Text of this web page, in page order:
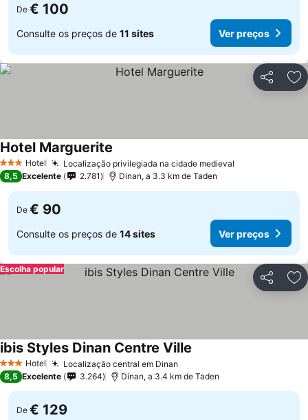
De € 100
Consulte os preços de 11 sites Ver preços
Partilhar
3 EstrelasHotel Localização privilegiada na cidade medieval
Hotel Marguerite
8,5 Excelente 2.781 Dinan, a 3.3 km de Taden
De € 90
Consulte os preços de 14 sites Ver preços
Partilhar
Escolha popular
3 EstrelasHotel Localização central em Dinan
ibis Styles Dinan Centre Ville
8,5 Excelente 3.264 Dinan, a 3.4 km de Taden
De € 129